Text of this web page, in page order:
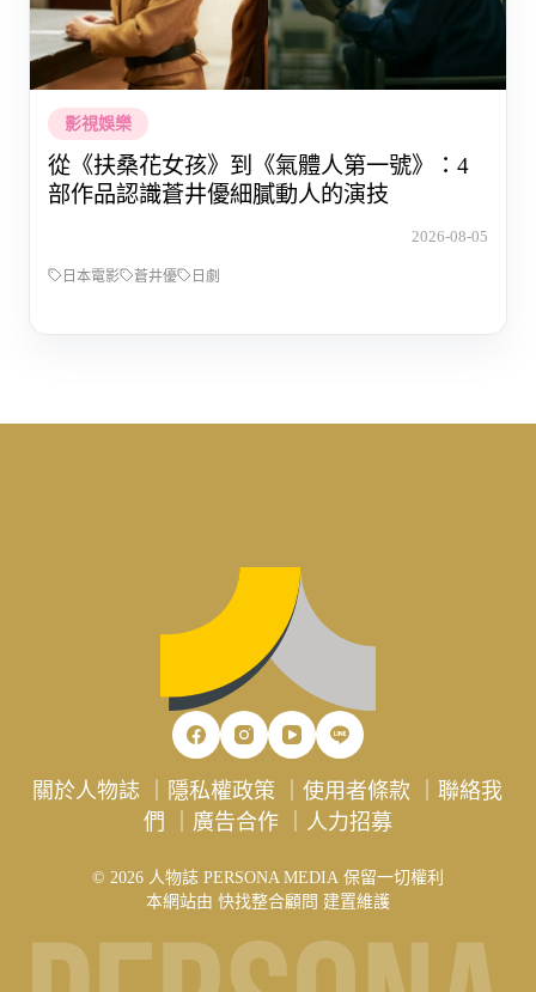
影視娛樂
從《扶桑花女孩》到《氣體人第一號》：4
部作品認識蒼井優細膩動人的演技
2026-08-05
日本電影 蒼井優 日劇
關於人物誌 隱私權政策 ｜使用者條款 ｜聯絡我
們
廣告合作｜ 人力招募
© 2026 人物誌 PERSONA MEDIA 保留一切權利
本網站由 快找整合顧問 建置維護